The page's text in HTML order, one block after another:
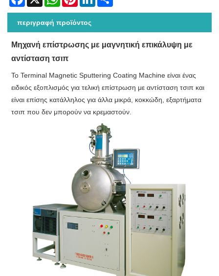
περιγραφή προϊόντος
Μηχανή επίστρωσης με μαγνητική επικάλυψη με
αντίσταση τσιπ
Το Terminal Magnetic Sputtering Coating Machine είναι ένας
ειδικός εξοπλισμός για τελική επίστρωση με αντίσταση τσιπ και
είναι επίσης κατάλληλος για άλλα μικρά, κοκκώδη, εξαρτήματα
τσιπ που δεν μπορούν να κρεμαστούν.